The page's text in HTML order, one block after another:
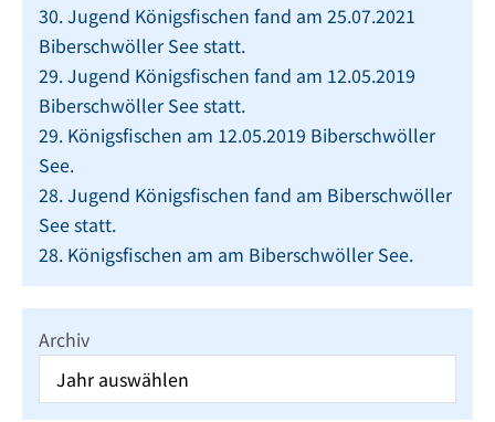
30. Jugend Königsfischen fand am 25.07.2021
Biberschwöller See statt.
29. Jugend Königsfischen fand am 12.05.2019
Biberschwöller See statt.
29. Königsfischen am 12.05.2019 Biberschwöller
See.
28. Jugend Königsfischen fand am Biberschwöller
See statt.
28. Königsfischen am am Biberschwöller See.
Archiv